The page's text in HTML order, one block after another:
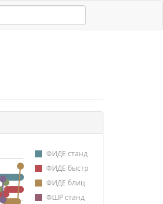
ФИДЕ станд
ФИДЕ быстр
ФИДЕ блиц
ФШР станд